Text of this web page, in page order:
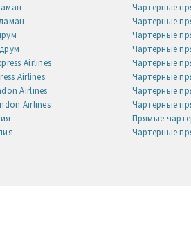
Airlines
Airlines
Airlines
Airlines
Чартерные
Чартерные
Чартерные
Чартерные
Чартерные
Чартерные
Чартерные
Чартерные
Прямые
Чартерные